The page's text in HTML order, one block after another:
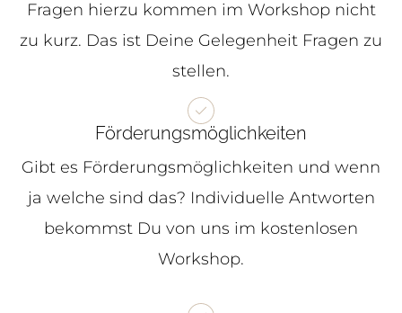
Fragen hierzu kommen im Workshop nicht
zu kurz. Das ist Deine Gelegenheit Fragen zu
stellen.
Förderungsmöglichkeiten
Gibt es Förderungsmöglichkeiten und wenn
ja welche sind das? Individuelle Antworten
bekommst Du von uns im kostenlosen
Workshop.